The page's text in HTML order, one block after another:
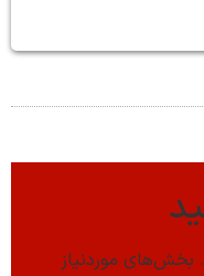
بخش‌های موردنیاز